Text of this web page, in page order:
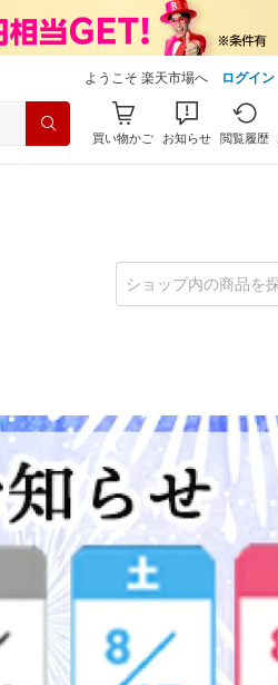
ようこそ 楽天市場へ ログイン
買い物かご お知らせ 閲覧履歴